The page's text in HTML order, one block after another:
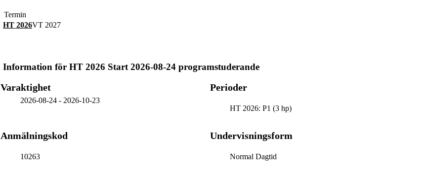
Termin
HT 2026VT 2027
Information för HT 2026 Start 2026-08-24 programstuderande
Varaktighet
2026-08-24- 2026-10-23
Perioder
HT 2026: P1 (3 hp)
Anmälningskod
10263
Undervisningsform
Normal Dagtid